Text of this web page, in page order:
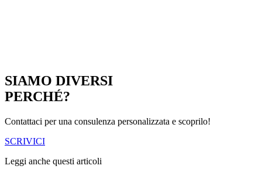
SIAMO DIVERSI
PERCHÉ?
Contattaci per una consulenza personalizzata e scoprilo!
SCRIVICI
Leggi anche questi articoli